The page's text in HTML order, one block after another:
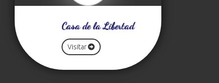
Casa de la Libertad
Visitar